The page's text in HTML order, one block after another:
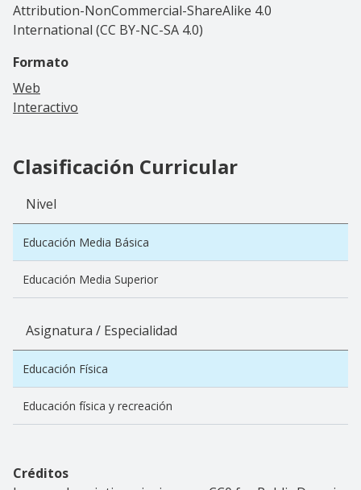
Attribution-NonCommercial-ShareAlike 4.0
International (CC BY-NC-SA 4.0)
Formato
Web
Interactivo
Clasificación Curricular
Nivel
Educación Media Básica
Educación Media Superior
Asignatura / Especialidad
Educación Física
Educación física y recreación
Créditos